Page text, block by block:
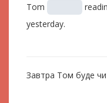
Tom
yesterday.
Завтра Том буде